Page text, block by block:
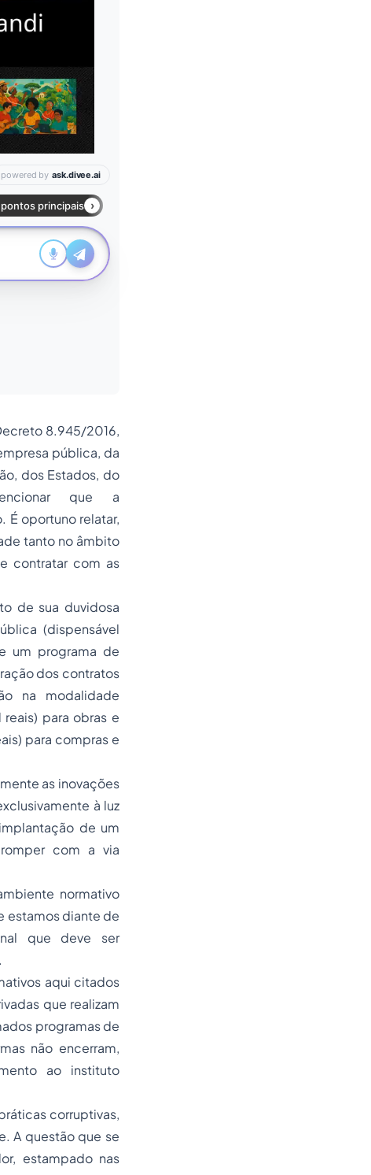
8.945/2016,
pública, da
dos Estados, do
que a
É oportuno relatar,
tanto no âmbito
contratar com as
de sua duvidosa
(dispensável
um programa de
dos contratos
na modalidade
para obras e
para compras e
as inovações
à luz
de um
com a via
normativo
estamos diante de
que deve ser
aqui citados
que realizam
programas de
não encerram,
ao instituto
corruptivas,
A questão que se
estampado nas